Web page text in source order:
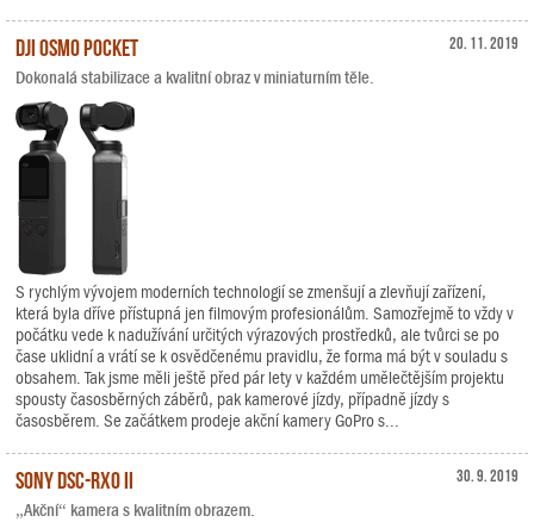
20. 11. 2019
DJI Osmo Pocket
Dokonalá stabilizace a kvalitní obraz v miniaturním těle.
S rychlým vývojem moderních technologií se zmenšují a zlevňují zařízení,
která byla dříve přístupná jen filmovým profesionálům. Samozřejmě to vždy v
počátku vede k nadužívání určitých výrazových prostředků, ale tvůrci se po
čase uklidní a vrátí se k osvědčenému pravidlu, že forma má být v souladu s
obsahem. Tak jsme měli ještě před pár lety v každém umělečtějším projektu
spousty časosběrných záběrů, pak kamerové jízdy, případně jízdy s
časosběrem. Se začátkem prodeje akční kamery GoPro s...
30. 9. 2019
Sony DSC-RX0 II
„Akční“ kamera s kvalitním obrazem.